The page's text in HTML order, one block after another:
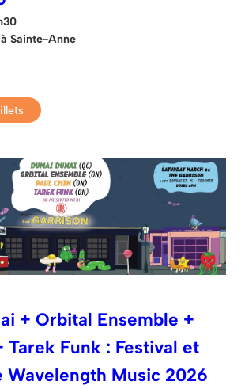
Sainte-Anne
+ Orbital Ensemble +
Tarek Funk : Festival et
Wavelength Music 2026